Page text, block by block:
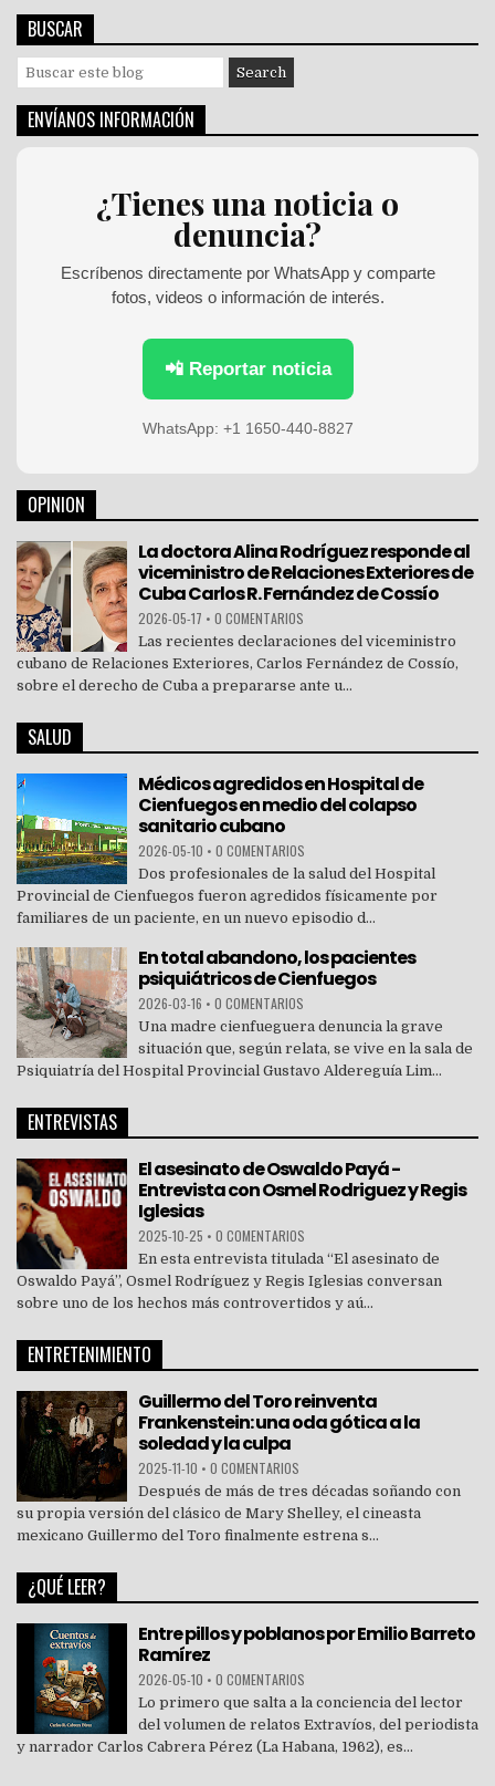
BUSCAR
e
r
ENVÍANOS INFORMACIÓN
¿Tienes una noticia o
denuncia?
Escríbenos directamente por WhatsApp y comparte
fotos, videos o información de interés.
📲 Reportar noticia
WhatsApp: +1 1650-440-8827
OPINION
La doctora Alina Rodríguez responde al
viceministro de Relaciones Exteriores de
Cuba Carlos R. Fernández de Cossío
2026-05-17 • 0 COMENTARIOS
Las recientes declaraciones del viceministro
cubano de Relaciones Exteriores, Carlos Fernández de Cossío,
sobre el derecho de Cuba a prepararse ante u...
SALUD
Médicos agredidos en Hospital de
Cienfuegos en medio del colapso
sanitario cubano
2026-05-10 • 0 COMENTARIOS
Dos profesionales de la salud del Hospital
Provincial de Cienfuegos fueron agredidos físicamente por
familiares de un paciente, en un nuevo episodio d...
En total abandono, los pacientes
psiquiátricos de Cienfuegos
2026-03-16 • 0 COMENTARIOS
Una madre cienfueguera denuncia la grave
situación que, según relata, se vive en la sala de
Psiquiatría del Hospital Provincial Gustavo Aldereguía Lim...
ENTREVISTAS
El asesinato de Oswaldo Payá -
Entrevista con Osmel Rodriguez y Regis
Iglesias
2025-10-25 • 0 COMENTARIOS
En esta entrevista titulada “El asesinato de
Oswaldo Payá”, Osmel Rodríguez y Regis Iglesias conversan
sobre uno de los hechos más controvertidos y aú...
ENTRETENIMIENTO
Guillermo del Toro reinventa
Frankenstein: una oda gótica a la
soledad y la culpa
2025-11-10 • 0 COMENTARIOS
Después de más de tres décadas soñando con
su propia versión del clásico de Mary Shelley, el cineasta
mexicano Guillermo del Toro finalmente estrena s...
¿QUÉ LEER?
Entre pillos y poblanos por Emilio Barreto
Ramírez
2026-05-10 • 0 COMENTARIOS
Lo primero que salta a la conciencia del lector
del volumen de relatos Extravíos, del periodista
y narrador Carlos Cabrera Pérez (La Habana, 1962), es...